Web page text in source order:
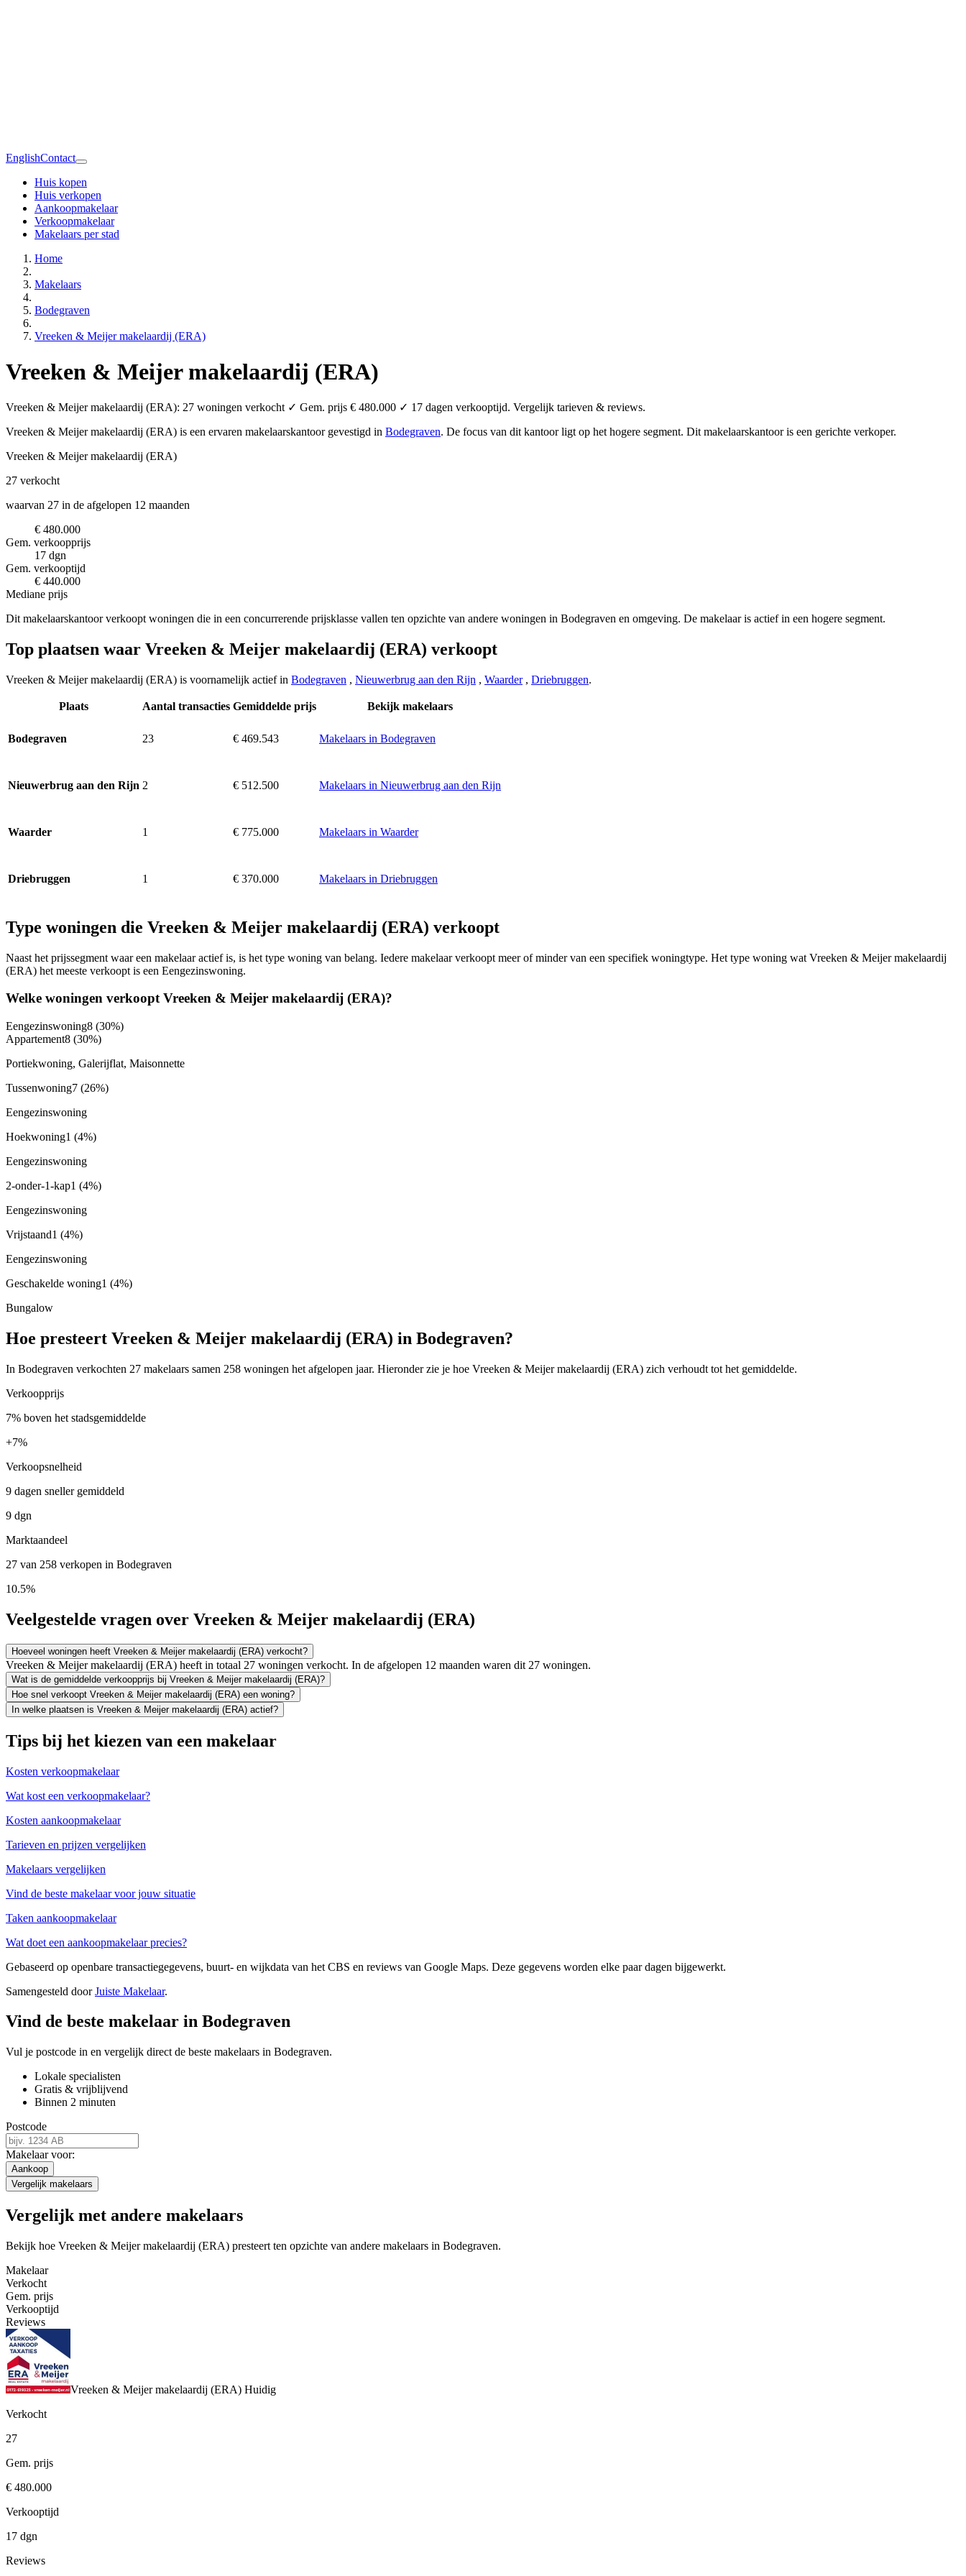
EnglishContact
Huis kopen
Huis verkopen
Aankoopmakelaar
Verkoopmakelaar
Makelaars per stad
Home
Makelaars
Bodegraven
Vreeken & Meijer makelaardij (ERA)
Vreeken & Meijer makelaardij (ERA)
Vreeken & Meijer makelaardij (ERA): 27 woningen verkocht ✓ Gem. prijs € 480.000 ✓ 17 dagen verkooptijd. Vergelijk tarieven & reviews.
Vreeken & Meijer makelaardij (ERA) is een ervaren makelaarskantoor gevestigd in Bodegraven. De focus van dit kantoor ligt op het hogere segment. Dit makelaarskantoor is een gerichte verkoper.
Vreeken & Meijer makelaardij (ERA)
27 verkocht
waarvan 27 in de afgelopen 12 maanden
€ 480.000
Gem. verkoopprijs
17 dgn
Gem. verkooptijd
€ 440.000
Mediane prijs
Dit makelaarskantoor verkoopt woningen die in een concurrerende prijsklasse vallen ten opzichte van andere woningen in Bodegraven en omgeving. De makelaar is actief in een hogere segment.
Top plaatsen waar Vreeken & Meijer makelaardij (ERA) verkoopt
Vreeken & Meijer makelaardij (ERA) is voornamelijk actief in Bodegraven , Nieuwerbrug aan den Rijn , Waarder, Driebruggen.
Plaats Aantal transacties Gemiddelde prijs Bekijk makelaars
Bodegraven 23 € 469.543 Makelaars in Bodegraven
Nieuwerbrug aan den Rijn 2 € 512.500 Makelaars in Nieuwerbrug aan den Rijn
Waarder 1 € 775.000 Makelaars in Waarder
Driebruggen 1 € 370.000 Makelaars in Driebruggen
Type woningen die Vreeken & Meijer makelaardij (ERA) verkoopt
Naast het prijssegment waar een makelaar actief is, is het type woning van belang. Iedere makelaar verkoopt meer of minder van een specifiek woningtype. Het type woning wat Vreeken & Meijer makelaardij
(ERA) het meeste verkoopt is een Eengezinswoning.
Welke woningen verkoopt Vreeken & Meijer makelaardij (ERA)?
Eengezinswoning8 (30%)
Appartement8 (30%)
Portiekwoning, Galerijflat, Maisonnette
Tussenwoning7 (26%)
Eengezinswoning
Hoekwoning1 (4%)
Eengezinswoning
2-onder-1-kap1 (4%)
Eengezinswoning
Vrijstaand1 (4%)
Eengezinswoning
Geschakelde woning1 (4%)
Bungalow
Hoe presteert Vreeken & Meijer makelaardij (ERA) in Bodegraven?
In Bodegraven verkochten 27 makelaars samen 258 woningen het afgelopen jaar. Hieronder zie je hoe Vreeken & Meijer makelaardij (ERA) zich verhoudt tot het gemiddelde.
Verkoopprijs
7% boven het stadsgemiddelde
+7%
Verkoopsnelheid
9 dagen sneller gemiddeld
9 dgn
Marktaandeel
27 van 258 verkopen in Bodegraven
10.5%
Veelgestelde vragen over Vreeken & Meijer makelaardij (ERA)
Hoeveel woningen heeft Vreeken & Meijer makelaardij (ERA) verkocht?
Vreeken & Meijer makelaardij (ERA) heeft in totaal 27 woningen verkocht. In de afgelopen 12 maanden waren dit 27 woningen.
Wat is de gemiddelde verkoopprijs bij Vreeken & Meijer makelaardij (ERA)?
Hoe snel verkoopt Vreeken & Meijer makelaardij (ERA) een woning?
In welke plaatsen is Vreeken & Meijer makelaardij (ERA) actief?
Tips bij het kiezen van een makelaar
Kosten verkoopmakelaar
Wat kost een verkoopmakelaar?
Kosten aankoopmakelaar
Tarieven en prijzen vergelijken
Makelaars vergelijken
Vind de beste makelaar voor jouw situatie
Taken aankoopmakelaar
Wat doet een aankoopmakelaar precies?
Gebaseerd op openbare transactiegegevens, buurt- en wijkdata van het CBS en reviews van Google Maps. Deze gegevens worden elke paar dagen bijgewerkt.
Samengesteld doorJuiste Makelaar.
Vind de beste makelaar in Bodegraven
Vul je postcode in en vergelijk direct de beste makelaars in Bodegraven.
Lokale specialisten
Gratis & vrijblijvend
Binnen 2 minuten
Postcode
Makelaar voor:
Aankoop
Vergelijk makelaars
Vergelijk met andere makelaars
Bekijk hoe Vreeken & Meijer makelaardij (ERA) presteert ten opzichte van andere makelaars in Bodegraven.
Makelaar
Verkocht
Gem. prijs
Verkooptijd
Reviews
Vreeken & Meijer makelaardij (ERA) Huidig
Verkocht
27
Gem. prijs
€ 480.000
Verkooptijd
17 dgn
Reviews